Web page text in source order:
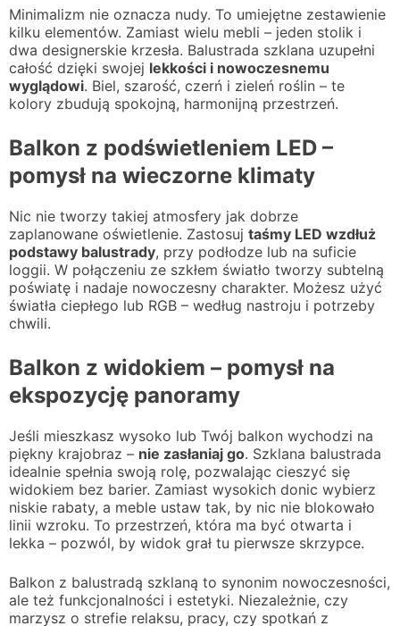
Minimalizm nie oznacza nudy. To umiejętne zestawienie
kilku elementów. Zamiast wielu mebli – jeden stolik i
dwa designerskie krzesła. Balustrada szklana uzupełni
całość dzięki swojej lekkości i nowoczesnemu
wyglądowi. Biel, szarość, czerń i zieleń roślin – te
kolory zbudują spokojną, harmonijną przestrzeń.
Balkon z podświetleniem LED –
pomysł na wieczorne klimaty
Nic nie tworzy takiej atmosfery jak dobrze
zaplanowane oświetlenie. Zastosuj taśmy LED wzdłuż
podstawy balustrady, przy podłodze lub na suficie
loggii. W połączeniu ze szkłem światło tworzy subtelną
poświatę i nadaje nowoczesny charakter. Możesz użyć
światła ciepłego lub RGB – według nastroju i potrzeby
chwili.
Balkon z widokiem – pomysł na
ekspozycję panoramy
Jeśli mieszkasz wysoko lub Twój balkon wychodzi na
piękny krajobraz – nie zasłaniaj go. Szklana balustrada
idealnie spełnia swoją rolę, pozwalając cieszyć się
widokiem bez barier. Zamiast wysokich donic wybierz
niskie rabaty, a meble ustaw tak, by nic nie blokowało
linii wzroku. To przestrzeń, która ma być otwarta i
lekka – pozwól, by widok grał tu pierwsze skrzypce.
Balkon z balustradą szklaną to synonim nowoczesności,
ale też funkcjonalności i estetyki. Niezależnie, czy
marzysz o strefie relaksu, pracy, czy spotkań z